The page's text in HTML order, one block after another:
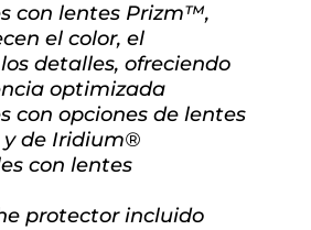
con lentes Prizm™,
el color, el
detalles, ofreciendo
optimizada
con opciones de lentes
y de Iridium®
con lentes
protector incluido